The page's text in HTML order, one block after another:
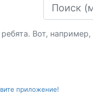
Вот,
приложение!